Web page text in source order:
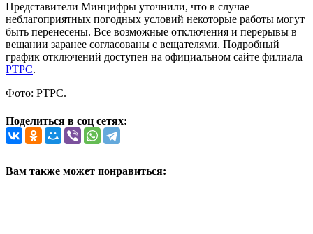
Представители Минцифры уточнили, что в случае
неблагоприятных погодных условий некоторые работы могут
быть перенесены. Все возможные отключения и перерывы в
вещании заранее согласованы с вещателями. Подробный
график отключений доступен на официальном сайте филиала
РТРС.
Фото: РТРС.
Поделиться в соц сетях:
Вам также может понравиться: